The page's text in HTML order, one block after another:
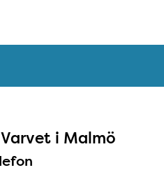
i Malmö - Footer
i Malmö